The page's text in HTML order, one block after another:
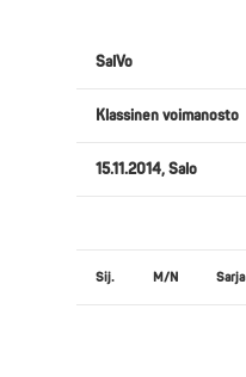
SalVo
Klassinen voimanosto
15.11.2014, Salo
Sij. M/N Sarja